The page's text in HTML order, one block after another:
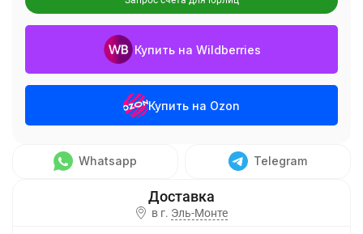
Купить на Wildberries
Купить на Ozon
Whatsapp Telegram
в г. Эль-Монте